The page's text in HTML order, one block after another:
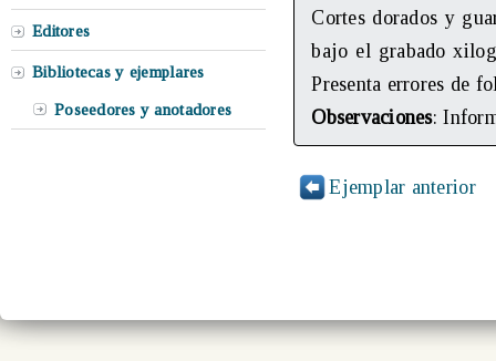
Editores
Bibliotecas y ejemplares
Poseedores y anotadores
Cortes dorados y
bajo el grabado
Presenta errores de
Observaciones:
Ejemplar anterior